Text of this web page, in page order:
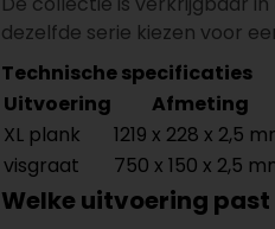
dezelfde serie kiezen voor
Technische specificaties
Uitvoering
Afmeting
XL plank
1219 x 228 x 2,5
visgraat
750 x 150 x 2,5
Welke uitvoering past